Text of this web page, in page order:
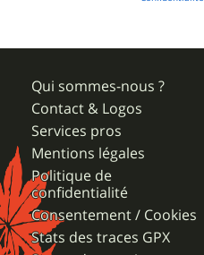
Qui sommes-nous ?
Contact & Logos
Services pros
Mentions légales
Politique de
confidentialité
Consentement / Cookies
Stats des traces GPX